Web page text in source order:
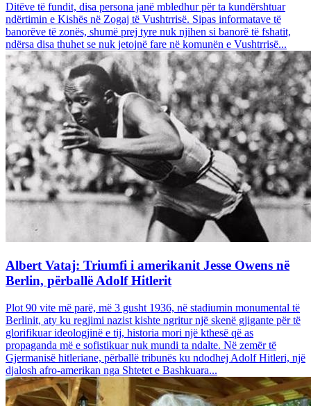
Ditëve të fundit, disa persona janë mbledhur për ta kundërshtuar
ndërtimin e Kishës në Zogaj të Vushtrrisë. Sipas informatave të
banorëve të zonës, shumë prej tyre nuk njihen si banorë të fshatit,
ndërsa disa thuhet se nuk jetojnë fare në komunën e Vushtrrisë...
Albert Vataj: Triumfi i amerikanit Jesse Owens në
Berlin, përballë Adolf Hitlerit
Plot 90 vite më parë, më 3 gusht 1936, në stadiumin monumental të
Berlinit, aty ku regjimi nazist kishte ngritur një skenë gjigante për të
glorifikuar ideologjinë e tij, historia mori një kthesë që as
propaganda më e sofistikuar nuk mundi ta ndalte. Në zemër të
Gjermanisë hitleriane, përballë tribunës ku ndodhej Adolf Hitleri, një
djalosh afro-amerikan nga Shtetet e Bashkuara...